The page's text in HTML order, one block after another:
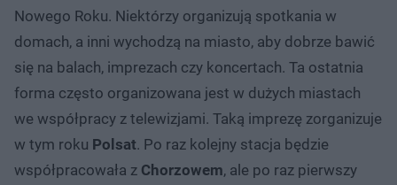
Nowego Roku. Niektórzy organizują spotkania w
domach, a inni wychodzą na miasto, aby dobrze bawić
się na balach, imprezach czy koncertach. Ta ostatnia
forma często organizowana jest w dużych miastach
we współpracy z telewizjami. Taką imprezę zorganizuje
w tym roku Polsat. Po raz kolejny stacja będzie
współpracowała z Chorzowem, ale po raz pierwszy